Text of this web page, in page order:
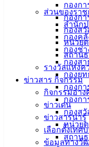
กองก
กองกา
กองส
หน่วย
สถาน
รางวัลแห่ง
ข่าวสาร กิจกรรม
กิจกรรมอ่าง
ข่าวเด่น
ข่าวสารน่ารู้
เลือกตั้งเทศ
ข้อมูลทางวั
ส่วนของราช
สำนัก
กองคลั
กองช่า
กองส
กองยุ
กองก
กองกา
กองส
หน่วย
สถาน
ประกาศ สขร. พฤศภาคม 2569
สขร ประจำเดือน พฤษภาคม